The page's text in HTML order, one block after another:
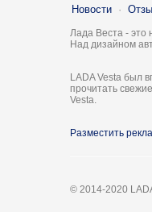
Новости ·
Лада Веста - это
Над дизайном
LADA Vesta был
прочитать
Vesta.
Разместить
© 2014-2020